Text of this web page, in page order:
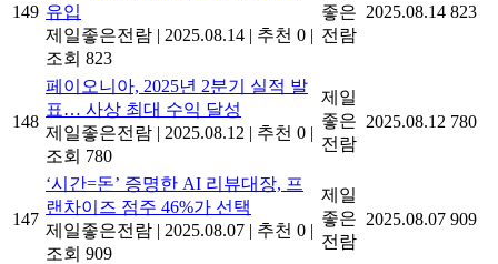
149 유입
제일좋은전람 | 2025.08.14 | 추천 0 |
조회 823
좋은
전람
2025.08.14 823
148
페이오니아, 2025년 2분기 실적 발
표… 사상 최대 수익 달성
제일좋은전람 | 2025.08.12 | 추천 0 |
조회 780
제일
좋은
전람
2025.08.12 780
147
‘시간=돈’ 증명한 AI 리뷰대장, 프
랜차이즈 점주 46%가 선택
제일좋은전람 | 2025.08.07 | 추천 0 |
조회 909
제일
좋은
전람
2025.08.07 909